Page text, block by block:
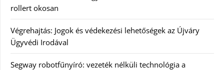
rollert okosan
Végrehajtás: Jogok és védekezési lehetőségek az Újváry
Ügyvédi Irodával
Segway robotfűnyíró: vezeték nélküli technológia a